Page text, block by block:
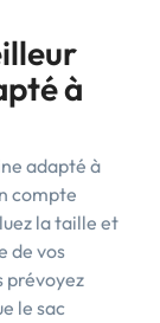
à
adapté à
compte
la taille et
de vos
prévoyez
le sac